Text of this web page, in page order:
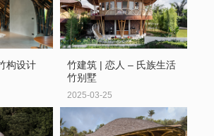
构设计
竹建筑 | 恋人 – 氏族生活
竹别墅
2025-03-25